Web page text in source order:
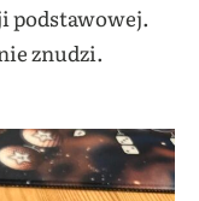
podstawowej.
znudzi.